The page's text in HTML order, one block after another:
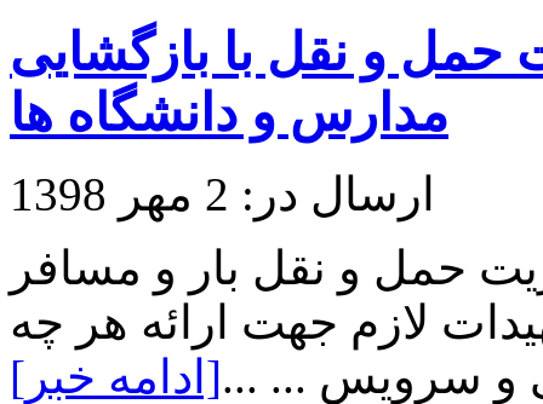
حمل و نقل با بازگشایی
مدارس و دانشگاه ها
ارسال در: 2 مهر 1398
حمل و نقل بار و مسافر
لازم جهت ارائه هر چه
و سرویس ... ...[ادامه خبر]